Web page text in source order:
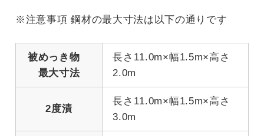
※注意事項 鋼材の最大寸法は以下の通りです
被めっき物
最大寸法
長さ11.0m×幅1.5m×高さ
2.0m
2度漬
長さ11.0m×幅1.5m×高さ
3.0m